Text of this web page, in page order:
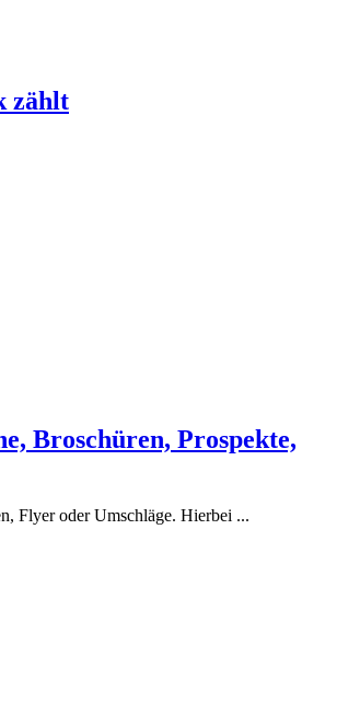
zählt
Broschüren, Prospekte,
Flyer oder Umschläge. Hierbei ...